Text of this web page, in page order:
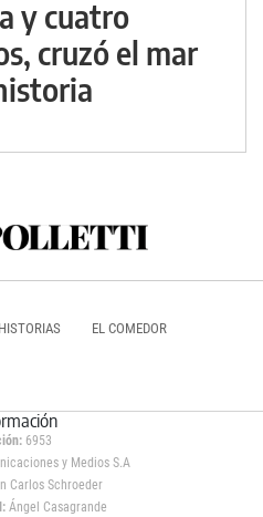
y cuatro
cruzó el mar
EL COMEDOR
6953
y Medios S.A
Carlos Schroeder
Ángel Casagrande